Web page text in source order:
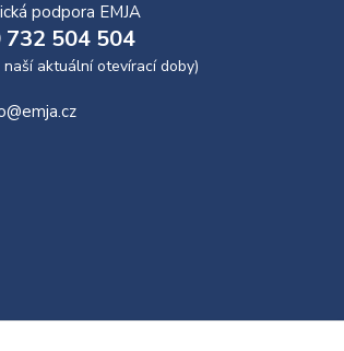
podpora EMJA
732 504 504
naší aktuální otevírací doby)